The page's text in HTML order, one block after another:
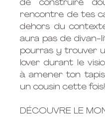
de construire
rencontre de tes
dehors du
aura pas de divan-
pourras y trouver
lover durant le
à amener ton
un cousin cette fois!
DÉCOUVRE LE